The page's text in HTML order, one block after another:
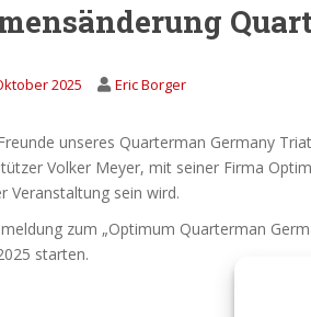
2025 Eric Borger
unseres Quarterman Germany
Volker Meyer, mit seiner Firma
Veranstaltung sein wird.
zum „Optimum Quarterman
starten.